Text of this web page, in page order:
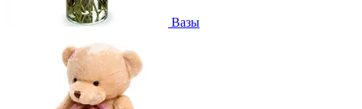
Вазы